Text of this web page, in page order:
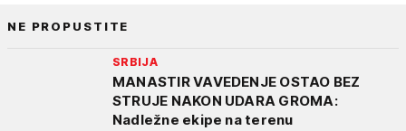
NE PROPUSTITE
SRBIJA
MANASTIR VAVEDENJE OSTAO BEZ
STRUJE NAKON UDARA GROMA:
Nadležne ekipe na terenu